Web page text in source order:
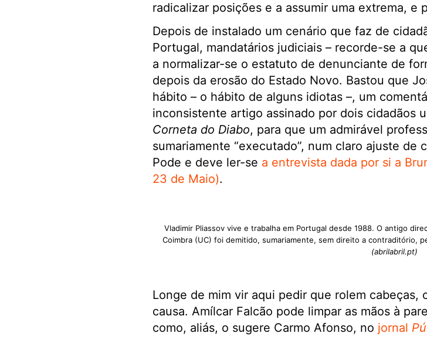
radicalizar posições e a assumir uma extrema, e
Depois de instalado um cenário que faz de
Portugal, mandatários judiciais – recorde-se a
a normalizar-se o estatuto de denunciante de
depois da erosão do Estado Novo. Bastou que
hábito – o hábito de alguns idiotas –, um
inconsistente artigo assinado por dois cidadãos
Corneta do Diabo, para que um admirável
sumariamente “executado”, num claro ajuste de
Pode e deve ler-se a entrevista dada por si a
23 de Maio).
Vladimir Pliassov vive e trabalha em Portugal desde 1988. O antigo
Coimbra (UC) foi demitido, sumariamente, sem direito a contraditório,
(abrilabril.pt)
Longe de mim vir aqui pedir que rolem cabeças,
causa. Amílcar Falcão pode limpar as mãos à
como, aliás, o sugere Carmo Afonso, no jornal